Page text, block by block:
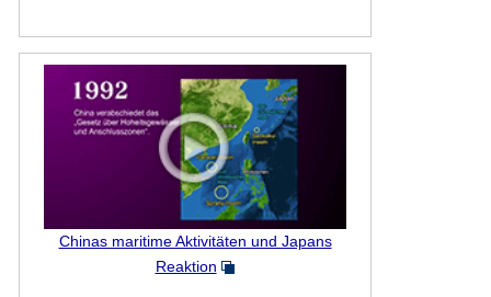
Chinas maritime Aktivitäten und Japans
Reaktion